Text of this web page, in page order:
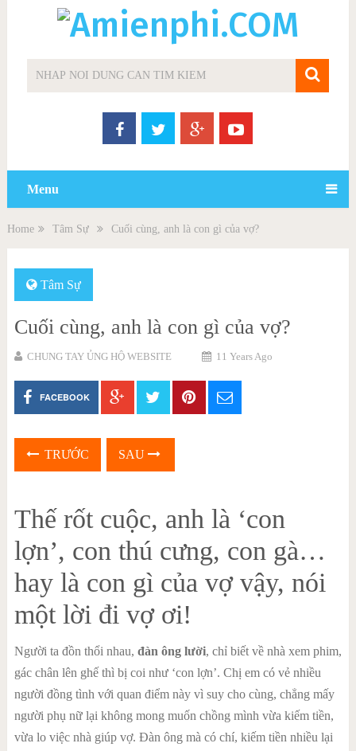
Menu
Home Tâm Sự Cuối cùng, anh là con gì của vợ?
Tâm Sự
Cuối cùng, anh là con gì của vợ?
CHUNG TAY ỦNG HỘ WEBSITE 11 Years Ago
FACEBOOK
TRƯỚC SAU
Thế rốt cuộc, anh là ‘con
lợn’, con thú cưng, con gà…
hay là con gì của vợ vậy, nói
một lời đi vợ ơi!
Người ta đồn thổi nhau, đàn ông lười, chỉ biết về nhà xem phim,
gác chân lên ghế thì bị coi như ‘con lợn’. Chị em có vẻ nhiều
người đồng tình với quan điểm này vì suy cho cùng, chẳng mấy
người phụ nữ lại không mong muốn chồng mình vừa kiếm tiền,
vừa lo việc nhà giúp vợ. Đàn ông mà có chí, kiếm tiền nhiều lại